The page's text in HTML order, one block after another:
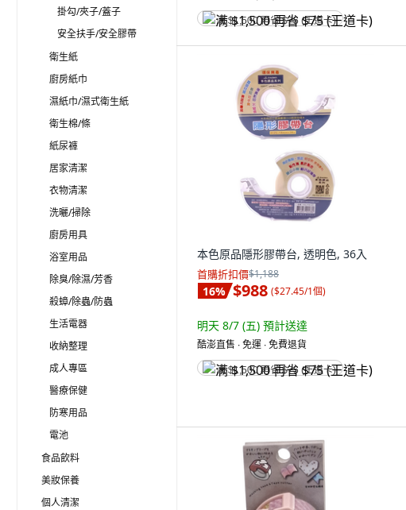
掛勾/夾子/蓋子
安全扶手/安全膠帶
衛生紙
廚房紙巾
濕紙巾/濕式衛生紙
衛生棉/條
紙尿褲
居家清潔
衣物清潔
洗曬/掃除
廚房用具
浴室用品
除臭/除濕/芳香
殺蟑/除蟲/防蟲
生活電器
收納整理
成人專區
醫療保健
防寒用品
電池
食品飲料
美妝保養
個人清潔
满 $1,500 再省 $75 (王道卡)
本色原品隱形膠帶台, 透明色, 36入
首購折扣價$1,188
16% $988 ($27.45/1個)
明天 8/7 (五) 預計送達
酷澎直售 ∙ 免運 ∙ 免費退貨
满 $1,500 再省 $75 (王道卡)